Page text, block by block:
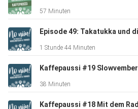
September
Außerdem hat Tine CD-Rezensionen
geht es dabei um das neue Album
Compilation
sie,
57 Minuten
1 Stunde 44 Minuten
38 Minuten